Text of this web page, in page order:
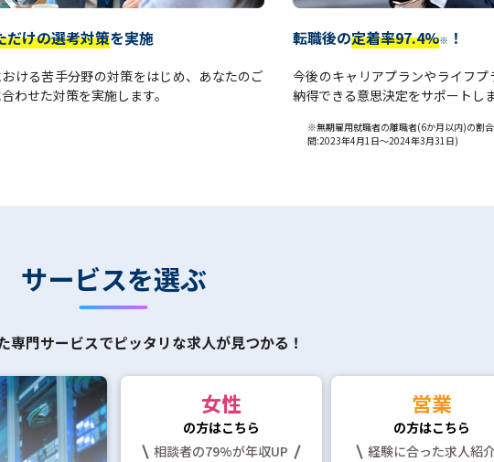
だけの選考対策を実施
ける苦手分野の対策をはじめ、あなたのご
わせた対策を実施します。
転職後の定着率97.4%※ ！
今後のキャリアプランやライフプ
納得できる意思決定をサポートしま
※無期雇用就職者の離職者(6か月以内)の割
間:2023年4月1日～2024年3月31日)
サービスを選ぶ
専門サービスでピッタリな求人が見つかる！
女性
の方はこちら
相談者の79%が年収UP
営業
の方はこちら
経験に合った求人紹